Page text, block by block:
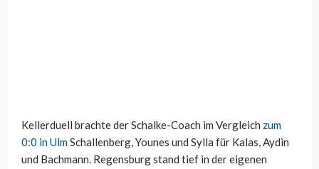
Kellerduell brachte der Schalke-Coach im Vergleich zum
0:0 in UlmSchallenberg, Younes und Sylla für Kalas, Aydin
und Bachmann. Regensburg stand tief in der eigenen